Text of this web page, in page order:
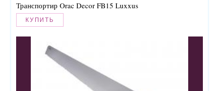
Транспортир Orac Decor FB15 Luxxus
КУПИТЬ